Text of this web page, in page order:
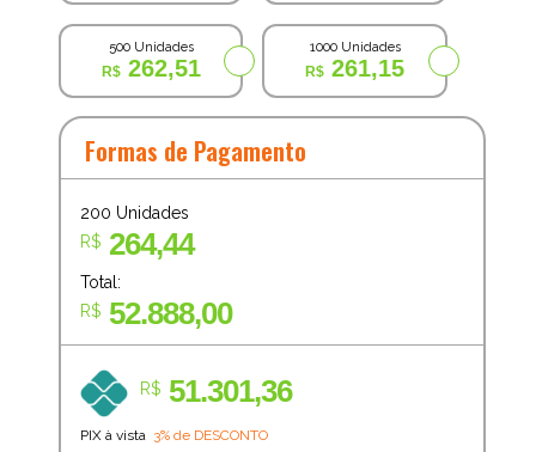
500 Unidades
262,51
1000 Unidades
261,15
Formas de Pagamento
200 Unidades
R$ 264,44
Total:
R$ 52.888,00
R$ 51.301,36
PIX à vista 3% de DESCONTO